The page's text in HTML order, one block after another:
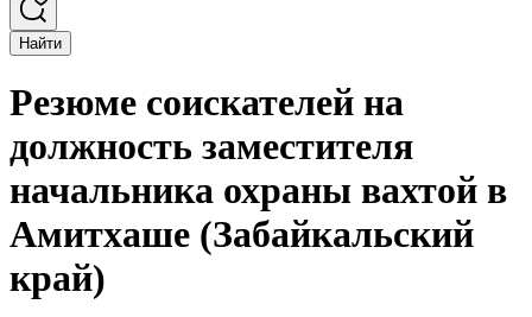
Найти
Резюме соискателей на
должность заместителя
начальника охраны вахтой в
Амитхаше (Забайкальский
край)